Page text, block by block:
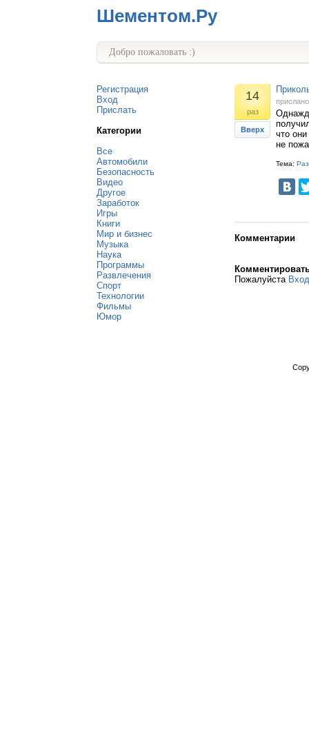
Шементом.Ру
Добро пожаловать :)
Регистрация
Вход
Прислать
Категории
Все
Автомобили
Безопасность
Видео
Другое
Заработок
Игры
Книги
Мир и бизнес
Музыка
Наука
Программы
Развлечения
Спорт
Технологии
Фильмы
Юмор
14
раз
Вверх
что
не
Тема:
Комментарии
Пожалуйста Вход